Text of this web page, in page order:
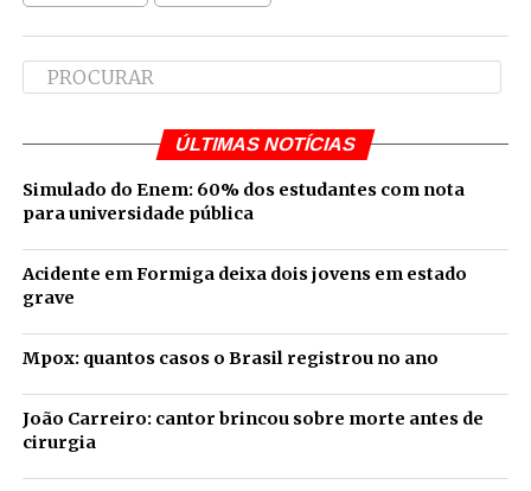
ÚLTIMAS NOTÍCIAS
Simulado do Enem: 60% dos estudantes com nota
para universidade pública
Acidente em Formiga deixa dois jovens em estado
grave
Mpox: quantos casos o Brasil registrou no ano
João Carreiro: cantor brincou sobre morte antes de
cirurgia